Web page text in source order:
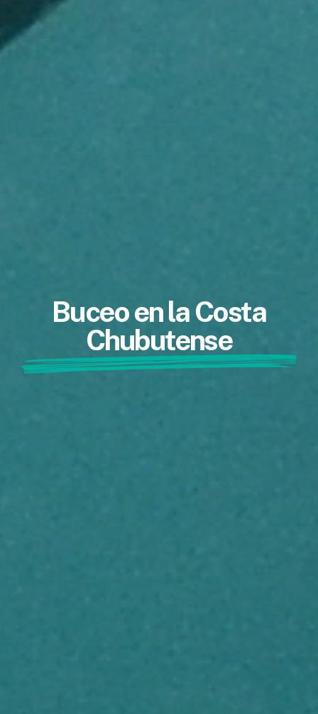
Buceo en la Costa
Chubutense